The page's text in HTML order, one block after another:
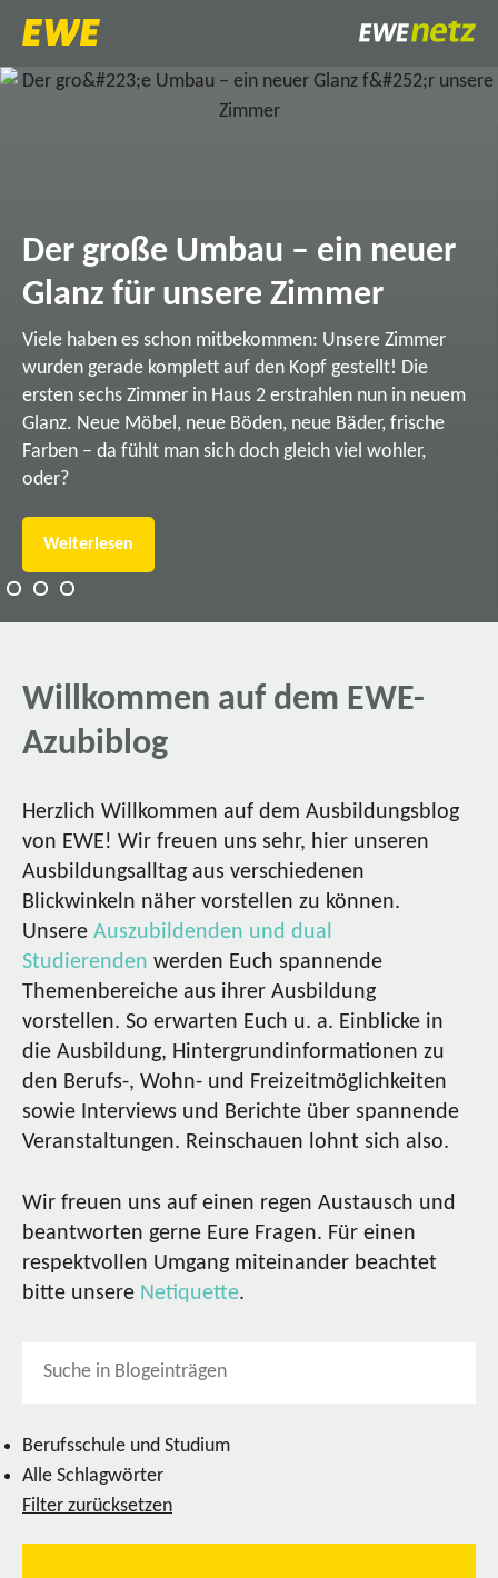
Der große Umbau – ein neuer
Glanz für unsere Zimmer
Viele haben es schon mitbekommen: Unsere Zimmer
wurden gerade komplett auf den Kopf gestellt! Die
ersten sechs Zimmer in Haus 2 erstrahlen nun in neuem
Glanz. Neue Möbel, neue Böden, neue Bäder, frische
Farben – da fühlt man sich doch gleich viel wohler,
oder?
Weiterlesen
Willkommen auf dem EWE-
Azubiblog
Herzlich Willkommen auf dem Ausbildungsblog
von EWE! Wir freuen uns sehr, hier unseren
Ausbildungsalltag aus verschiedenen
Blickwinkeln näher vorstellen zu können.
Unsere Auszubildenden und dual
Studierenden werden Euch spannende
Themenbereiche aus ihrer Ausbildung
vorstellen. So erwarten Euch u. a. Einblicke in
die Ausbildung, Hintergrundinformationen zu
den Berufs-, Wohn- und Freizeitmöglichkeiten
sowie Interviews und Berichte über spannende
Veranstaltungen. Reinschauen lohnt sich also.
Wir freuen uns auf einen regen Austausch und
beantworten gerne Eure Fragen. Für einen
respektvollen Umgang miteinander beachtet
bitte unsere Netiquette.
Berufsschule und Studium
Alle Schlagwörter
Filter zurücksetzen